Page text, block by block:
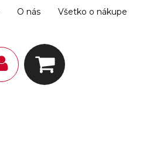
O nás Všetko o nákupe